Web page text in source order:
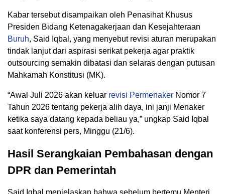
Kabar tersebut disampaikan oleh Penasihat Khusus
Presiden Bidang Ketenagakerjaan dan Kesejahteraan
Buruh, Said Iqbal, yang menyebut revisi aturan merupakan
tindak lanjut dari aspirasi serikat pekerja agar praktik
outsourcing semakin dibatasi dan selaras dengan putusan
Mahkamah Konstitusi (MK).
“Awal Juli 2026 akan keluar revisi Permenaker Nomor 7
Tahun 2026 tentang pekerja alih daya, ini janji Menaker
ketika saya datang kepada beliau ya,” ungkap Said Iqbal
saat konferensi pers, Minggu (21/6).
Hasil Serangkaian Pembahasan dengan
DPR dan Pemerintah